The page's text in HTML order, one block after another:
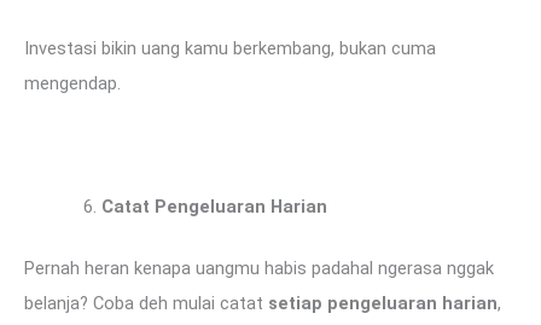
Investasi bikin uang kamu berkembang, bukan cuma
mengendap.
Catat Pengeluaran Harian
Pernah heran kenapa uangmu habis padahal ngerasa nggak
belanja? Coba deh mulai catat setiap pengeluaran harian,